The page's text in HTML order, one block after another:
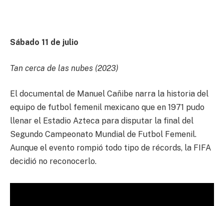
Sábado 11 de julio
Tan cerca de las nubes (2023)
El documental de Manuel Cañibe narra la historia del
equipo de futbol femenil mexicano que en 1971 pudo
llenar el Estadio Azteca para disputar la final del
Segundo Campeonato Mundial de Futbol Femenil.
Aunque el evento rompió todo tipo de récords, la FIFA
decidió no reconocerlo.